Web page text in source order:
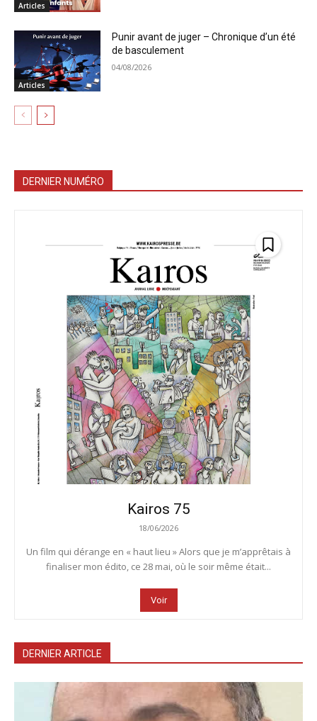
Articles
Articles
Punir avant de juger – Chronique d’un été
de basculement
04/08/2026
DERNIER NUMÉRO
Kairos 75
18/06/2026
Un film qui dérange en « haut lieu » Alors que je m’apprêtais à
finaliser mon édito, ce 28 mai, où le soir même était...
Voir
DERNIER ARTICLE